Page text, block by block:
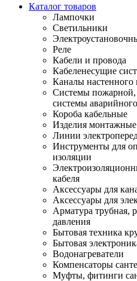
Каталог товаров
Лампочки
Светильники
Реле
Кабели и провода
Кабеленесущие
Каналы настенного
Системы пожарной,
системы
Короба кабельные
Изделия
Линии
Инструменты для
изоляции
кабеля
Аксессуары для
Аксессуары для
Арматура трубная,
давления
Бытовая техника
Бытовая
Водонагреватели
Компенсаторы
Муфты, фитинги